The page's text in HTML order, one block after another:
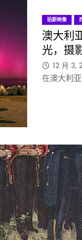
珀斯映像
澳大利
光，摄
12 月 3,
在澳大利